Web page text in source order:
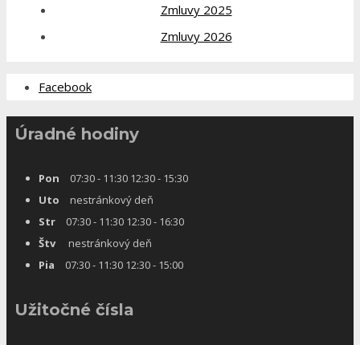
Zmluvy 2025
Zmluvy 2026
Facebook
Úradné hodiny
Pon 07:30 - 11:30 12:30 - 15:30
Uto nestránkový deň
Str 07:30 - 11:30 12:30 - 16:30
Štvnestránkový deň
Pia 07:30 - 11:30 12:30 - 15:00
Užitočné čísla